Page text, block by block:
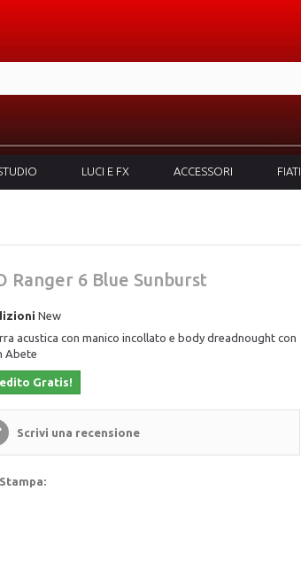
LUCI E FX ACCESSORI FIATI
Ranger 6 Blue Sunburst
New
acustica con manico incollato e body dreadnought con
Abete
Gratis!
Scrivi una recensione
Stampa: